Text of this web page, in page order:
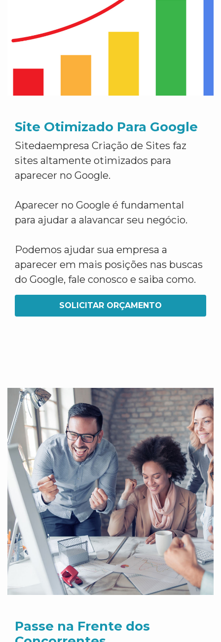
Site Otimizado Para Google
Sitedaempresa Criação de Sites faz
sites altamente otimizados para
aparecer no Google.
Aparecer no Google é fundamental
para ajudar a alavancar seu negócio.
Podemos ajudar sua empresa a
aparecer em mais posições nas buscas
do Google, fale conosco e saiba como.
SOLICITAR ORÇAMENTO
Passe na Frente dos